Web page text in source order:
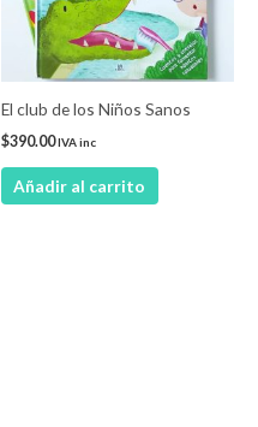
El club de los Niños Sanos
$390.00IVA inc
Añadir al carrito